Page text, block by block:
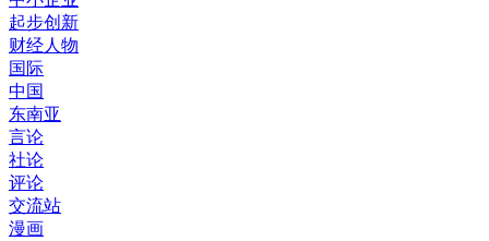
起步创新
财经人物
国际
中国
东南亚
言论
社论
评论
交流站
漫画